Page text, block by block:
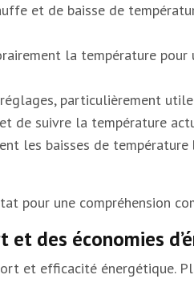
et de baisse de
la température
particulièrement
de suivre la température
les baisses de
pour une compréhension
des économies
et efficacité énergétique.